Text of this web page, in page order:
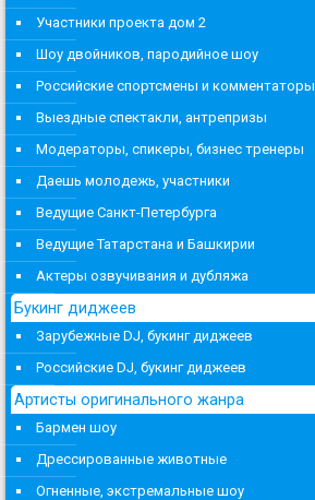
Участники проекта дом 2
Шоу двойников, пародийное шоу
Российские спортсмены и комментаторы
Выездные спектакли, антрепризы
Модераторы, спикеры, бизнес тренеры
Даешь молодежь, участники
Ведущие Санкт-Петербурга
Ведущие Татарстана и Башкирии
Актеры озвучивания и дубляжа
Букинг диджеев
Зарубежные DJ, букинг диджеев
Российские DJ, букинг диджеев
Артисты оригинального жанра
Бармен шоу
Дрессированные животные
Огненные, экстремальные шоу